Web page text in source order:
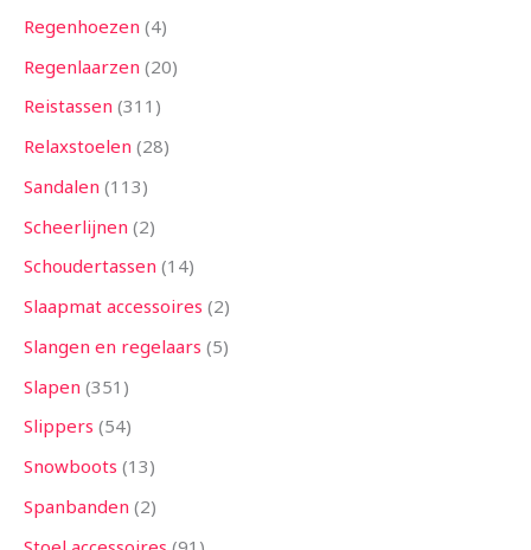
Regenhoezen 4
Regenlaarzen 20
Reistassen 311
Relaxstoelen 28
Sandalen 113
Scheerlijnen 2
Schoudertassen 14
Slaapmat accessoires 2
Slangen en regelaars 5
Slapen 351
Slippers 54
Snowboots 13
Spanbanden 2